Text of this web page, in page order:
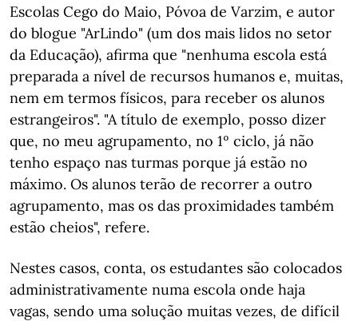
Escolas Cego do Maio, Póvoa de Varzim, e autor
do blogue "ArLindo" (um dos mais lidos no setor
da Educação), afirma que "nenhuma escola está
preparada a nível de recursos humanos e, muitas,
nem em termos físicos, para receber os alunos
estrangeiros". "A título de exemplo, posso dizer
que, no meu agrupamento, no 1º ciclo, já não
tenho espaço nas turmas porque já estão no
máximo. Os alunos terão de recorrer a outro
agrupamento, mas os das proximidades também
estão cheios", refere.
Nestes casos, conta, os estudantes são colocados
administrativamente numa escola onde haja
vagas, sendo uma solução muitas vezes, de difícil